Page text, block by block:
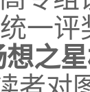
一评
想之